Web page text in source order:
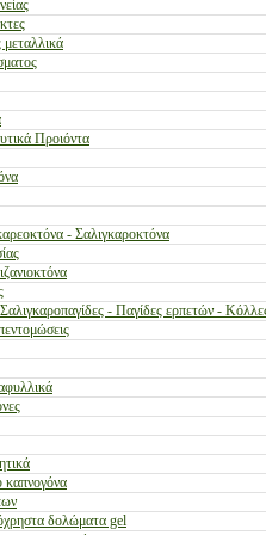
Προιόντα
- Σαλιγκαροκτόνα
- Παγίδες ερπετών -
δολώματα gel